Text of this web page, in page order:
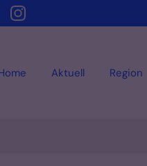
Aktuell Region